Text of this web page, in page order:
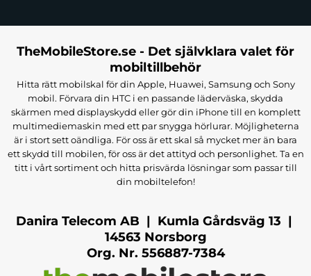
TheMobileStore.se - Det självklara valet för
mobiltillbehör
Hitta rätt mobilskal för din Apple, Huawei, Samsung och Sony
mobil. Förvara din HTC i en passande läderväska, skydda
skärmen med displayskydd eller gör din iPhone till en komplett
multimediemaskin med ett par snygga hörlurar. Möjligheterna
är i stort sett oändliga. För oss är ett skal så mycket mer än bara
ett skydd till mobilen, för oss är det attityd och personlighet. Ta en
titt i vårt sortiment och hitta prisvärda lösningar som passar till
din mobiltelefon!
Danira Telecom AB | Kumla Gårdsväg 13 |
14563 Norsborg
Org. Nr. 556887-7384